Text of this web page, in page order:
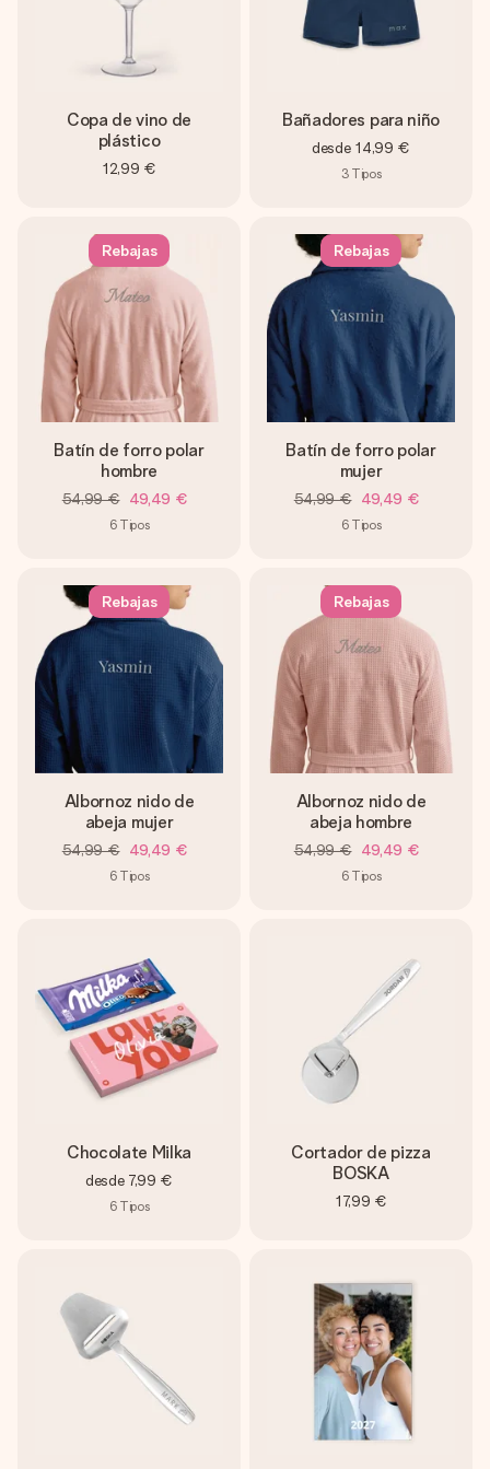
Copa de vino de
plástico
12,99 €
Bañadores para niño
desde 14,99 €
3 Tipos
Rebajas
Batín de forro polar
hombre
54,99 € 49,49 €
6 Tipos
Rebajas
Batín de forro polar
mujer
54,99 € 49,49 €
6 Tipos
Rebajas
Albornoz nido de
abeja mujer
54,99 € 49,49 €
6 Tipos
Rebajas
Albornoz nido de
abeja hombre
54,99 € 49,49 €
6 Tipos
Chocolate Milka
desde 7,99 €
6 Tipos
Cortador de pizza
BOSKA
17,99 €